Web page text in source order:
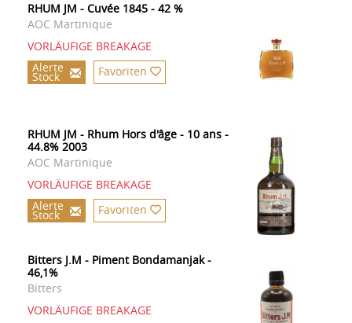
RHUM JM - Cuvée 1845 - 42 %
AOC Martinique
VORLÄUFIGE BREAKAGE
Alerte
Stock Favoriten
RHUM JM - Rhum Hors d'âge - 10 ans -
44.8% 2003
AOC Martinique
VORLÄUFIGE BREAKAGE
Alerte
Stock Favoriten
Bitters J.M - Piment Bondamanjak -
46,1%
Bitters
VORLÄUFIGE BREAKAGE